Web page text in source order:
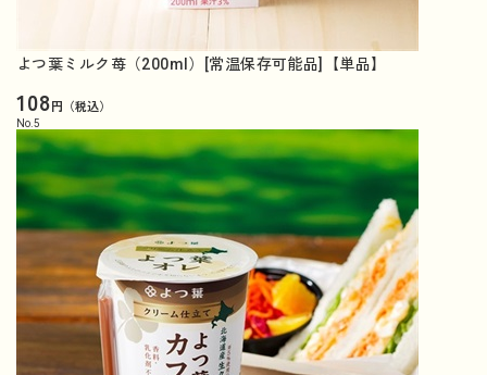
よつ葉ミルク苺（200ml）[常温保存可能品]【単品】
108円（税込）
No. 5